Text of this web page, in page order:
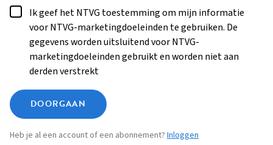
Ik geef het NTVG toestemming om mijn informatie
voor NTVG-marketingdoeleinden te gebruiken. De
gegevens worden uitsluitend voor NTVG-
marketingdoeleinden gebruikt en worden niet aan
derden verstrekt
DOORGAAN
Heb je al een account of een abonnement? Inloggen